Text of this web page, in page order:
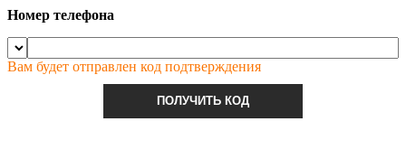
Номер телефона
Вам будет отправлен код подтверждения
ПОЛУЧИТЬ КОД